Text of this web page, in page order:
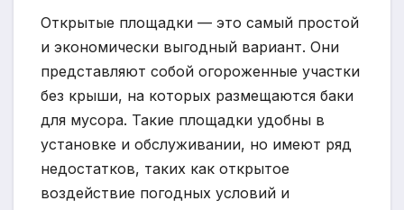
Открытые площадки — это самый простой
и экономически выгодный вариант. Они
представляют собой огороженные участки
без крыши, на которых размещаются баки
для мусора. Такие площадки удобны в
установке и обслуживании, но имеют ряд
недостатков, таких как открытое
воздействие погодных условий и